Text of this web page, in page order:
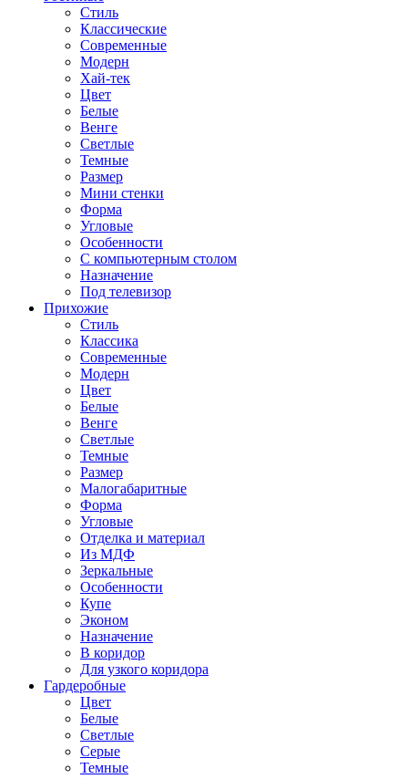
Стиль
Классические
Современные
Модерн
Хай-тек
Цвет
Белые
Венге
Светлые
Темные
Размер
Мини стенки
Форма
Угловые
Особенности
С компьютерным столом
Назначение
Под телевизор
Прихожие
Стиль
Классика
Современные
Модерн
Цвет
Белые
Венге
Светлые
Темные
Размер
Малогабаритные
Форма
Угловые
Отделка и материал
Из МДФ
Зеркальные
Особенности
Купе
Эконом
Назначение
В коридор
Для узкого коридора
Гардеробные
Цвет
Белые
Светлые
Серые
Темные